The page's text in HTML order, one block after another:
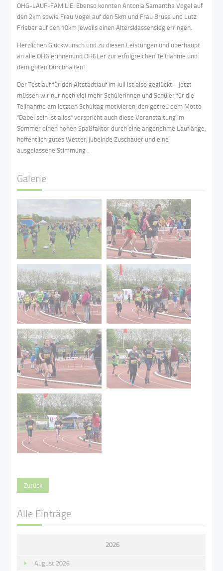
OHG-LAUF-FAMILIE. Ebenso konnten Antonia Samantha Vogel auf
den 2km sowie Frau Vogel auf den 5km und Frau Bruse und Lutz
Frieber auf den 10km jeweils einen Altersklassensieg erringen.
Herzlichen Glückwunsch und zu diesen Leistungen und überhaupt
an alle OHGlerinnenund OHGLer zur erfolgreichen Teilnahme und
dem guten Durchhalten!
Der Testlauf für den Altstadtlauf im Juli ist also geglückt – jetzt
müssen wir nur noch viel mehr Schülerinnen und Schüler für die
Teilnahme am letzten Schultag motivieren, den getreu dem Motto
"Dabei sein ist alles" verspricht auch diese Veranstaltung im
Sommer einen hohen Spaßfaktor durch eine angenehme Lauflänge,
hoffentlich gutes Wetter, jubelnde Zuschauer und eine
ausgelassene Stimmung .
Galerie
Zurück
Alle Einträge
2026
August 2026